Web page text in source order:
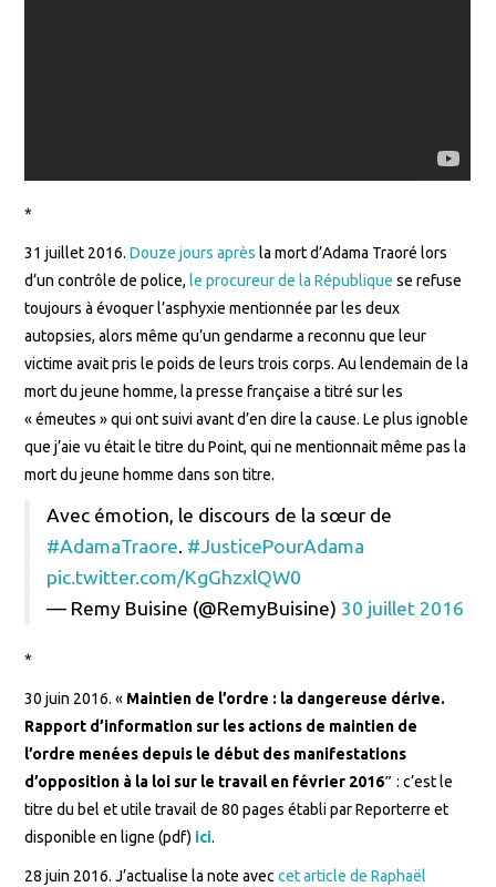
*
31 juillet 2016.Douze jours après la mort d’Adama Traoré lors
d’un contrôle de police,le procureur de la République se refuse
toujours à évoquer l’asphyxie mentionnée par les deux
autopsies, alors même qu’un gendarme a reconnu que leur
victime avait pris le poids de leurs trois corps. Au lendemain de la
mort du jeune homme, la presse française a titré sur les
« émeutes » qui ont suivi avant d’en dire la cause. Le plus ignoble
que j’aie vu était le titre du Point, qui ne mentionnait même pas la
mort du jeune homme dans son titre.
Avec émotion, le discours de la sœur de
#AdamaTraore #JusticePourAdama
pic.twitter.com/KgGhzxlQW0
— Remy Buisine (@RemyBuisine) 30 juillet 2016
*
30 juin 2016. « Maintien de l’ordre : la dangereuse dérive.
Rapport d’information sur les actions de maintien de
l’ordre menées depuis le début des manifestations
d’opposition à la loi sur le travail en février 2016″: c’est le
titre du bel et utile travail de 80 pages établi par Reporterre et
disponible en ligne (pdf) ici.
28 juin 2016. J’actualise la note aveccet article de Raphaël